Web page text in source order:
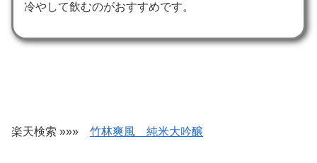
冷やして飲むのがおすすめです。
楽天検索 »»» 竹林爽風 純米大吟醸